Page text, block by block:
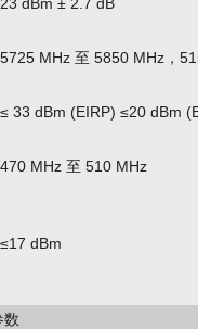
5725 MHz 至 5850 MHz，
≤ 33 dBm (EIRP) ≤20 dBm
470 MHz 至 510 MHz
≤17 dBm
数